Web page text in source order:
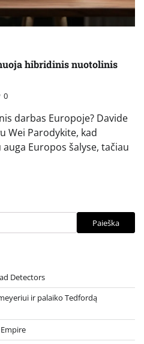
hibridinis nuotolinis
0
darbas Europoje? Davide
Wei Parodykite, kad
Europos šalyse, tačiau
Paieška
Detectors
ir palaiko Tedfordą